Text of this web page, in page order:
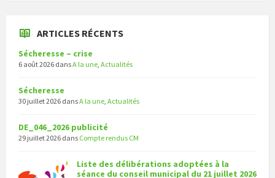
ARTICLES RÉCENTS
Sécheresse – crise
6 août 2026 dansA la une Actualités
Sécheresse
30 juillet 2026 dansA la une Actualités
DE_046_2026 publicité
29 juillet 2026 dans Compte rendus CM
Liste des délibérations adoptées à la
séance du conseil municipal du 21 juillet 2026